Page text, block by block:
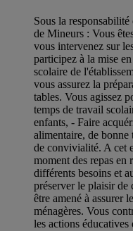
Sous la
de Mineurs : Vous
vous intervenez sur
participez à la mise
scolaire de
vous assurez la
tables. Vous agissez
temps de travail
enfants, - Faire
alimentaire, de bonne
de convivialité. A cet
moment des repas en
différents besoins et
préserver le plaisir de
être amené à assurer
ménagères. Vous
les actions